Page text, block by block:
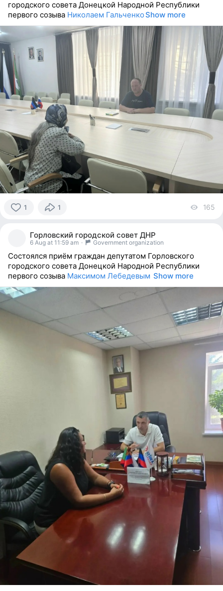
городского совета Донецкой Народной Республики
первого созыва Николаем ГальченкоShow more
1 1 165
Горловский городской совет ДНР
6 Aug at 11:59 am · Government organization
Состоялся приём граждан депутатом Горловского
городского совета Донецкой Народной Республики
первого созыва Максимом Лебедевым Show more